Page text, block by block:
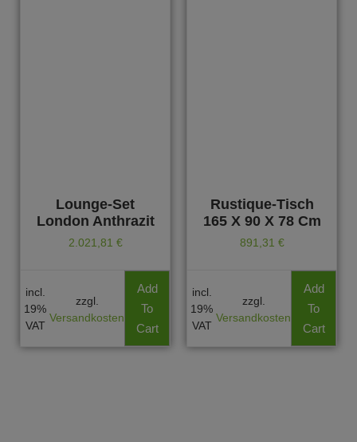
Lounge-Set
London Anthrazit
2.021,81 €
incl.
19%
VAT
zzgl.
Versandkosten
Add
To
Cart
Rustique-Tisch
165 X 90 X 78 Cm
891,31 €
incl.
19%
VAT
zzgl.
Versandkosten
Add
To
Cart